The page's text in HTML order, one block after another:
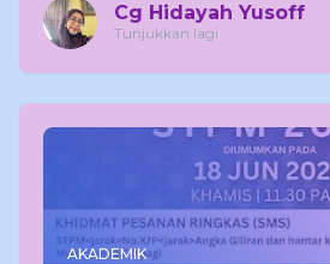
Cg Hidayah Yusoff
Tunjukkan lagi
AKADEMIK